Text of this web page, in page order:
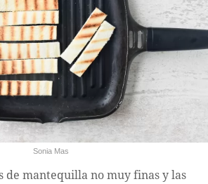
Sonia Mas
de mantequilla no muy finas y las